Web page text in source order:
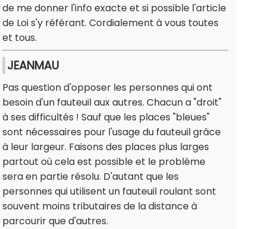
de me donner l'info exacte et si possible l'article
de Loi s'y référant. Cordialement à vous toutes
et tous.
JEANMAU
Pas question d'opposer les personnes qui ont
besoin d'un fauteuil aux autres. Chacun a "droit"
à ses difficultés ! Sauf que les places "bleues"
sont nécessaires pour l'usage du fauteuil grâce
à leur largeur. Faisons des places plus larges
partout où cela est possible et le problème
sera en partie résolu. D'autant que les
personnes qui utilisent un fauteuil roulant sont
souvent moins tributaires de la distance à
parcourir que d'autres.